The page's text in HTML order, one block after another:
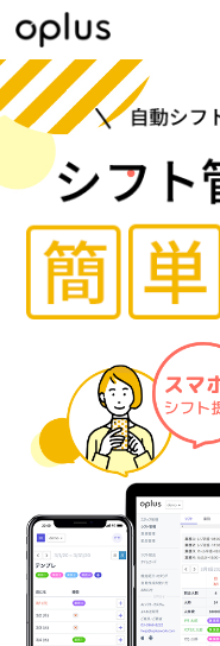
oplusの30日
oplusの